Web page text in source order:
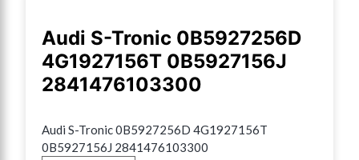
Audi S-Tronic 0B5927256D
4G1927156T 0B5927156J
2841476103300
Audi S-Tronic 0B5927256D 4G1927156T
0B5927156J 2841476103300